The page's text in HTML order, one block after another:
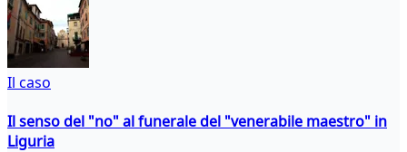
Il caso
Il senso del "no" al funerale del "venerabile maestro" in
Liguria